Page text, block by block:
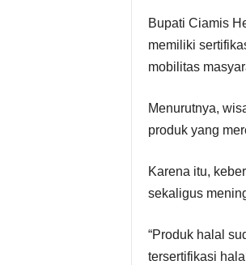
Bupati Ciamis
memiliki
mobilitas
Menurutnya,
produk yang
Karena itu,
sekaligus
“Produk halal
tersertifikasi